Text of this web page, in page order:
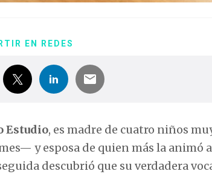
EN REDES
Estudio, es madre de cuatro niños
y esposa de quien más la animó
descubrió que su verdadera